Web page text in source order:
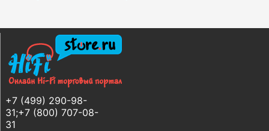
+7 (499) 290-98-
31;+7 (800) 707-08-
31